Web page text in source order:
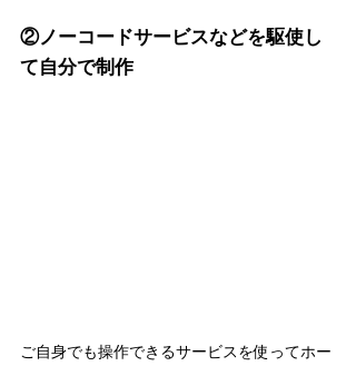
②ノーコードサービスなどを駆使し
て自分で制作
ご自身でも操作できるサービスを使ってホー